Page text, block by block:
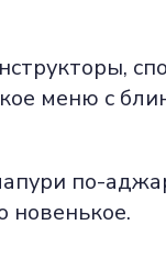
меню с
по-